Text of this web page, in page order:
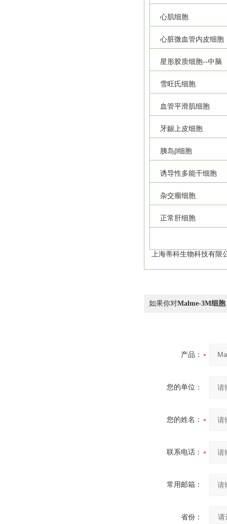
心肌细胞
心脏微血管内皮细胞
星形胶质细胞--中脑
雪旺氏细胞
血管平滑肌细胞
牙龈上皮细胞
胰岛β细胞
诱导性多能干细胞
杂交瘤细胞
正常肝细胞
上海蒂科生物科技有限
如果你对Malme-3M细
产品：
您的单位：
您的姓名：
联系电话：
常用邮箱：
省份：